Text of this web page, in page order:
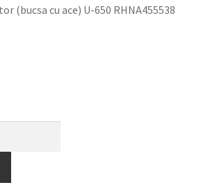
(bucsa cu ace) U-650 RHNA455538